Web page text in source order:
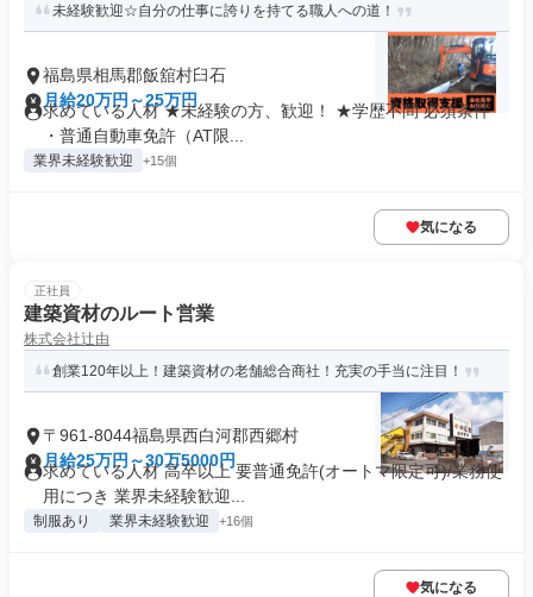
未経験歓迎☆自分の仕事に誇りを持てる職人への道！
福島県相馬郡飯舘村臼石
月給20万円～25万円
求めている人材 ★未経験の方、歓迎！ ★学歴不問 必須条件
・普通自動車免許（AT限...
業界未経験歓迎 +15個
気になる
正社員
建築資材のルート営業
株式会社辻由
創業120年以上！建築資材の老舗総合商社！充実の手当に注目！
〒961-8044福島県西白河郡西郷村
月給25万円～30万5000円
求めている人材 高卒以上 要普通免許(オートマ限定可)/業務使
用につき 業界未経験歓迎...
制服あり 業界未経験歓迎 +16個
気になる